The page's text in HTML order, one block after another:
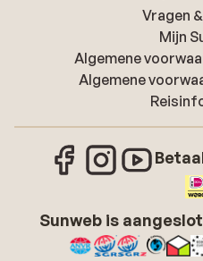
Vragen
Mijn
Algemene
Algemene
Sunweb is